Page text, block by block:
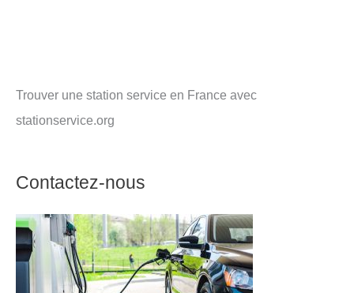
Trouver une station service en France avec
stationservice.org
Contactez-nous